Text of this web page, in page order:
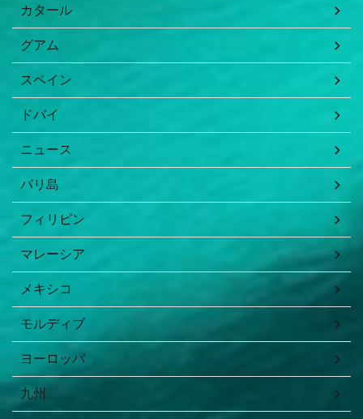
カタール
グアム
スペイン
ドバイ
ニュース
バリ島
フィリピン
マレーシア
メキシコ
モルディブ
ヨーロッパ
九州